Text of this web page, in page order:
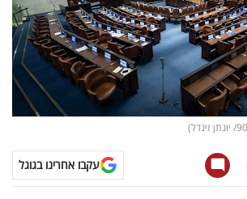
עקבו אחרינו בגוגל